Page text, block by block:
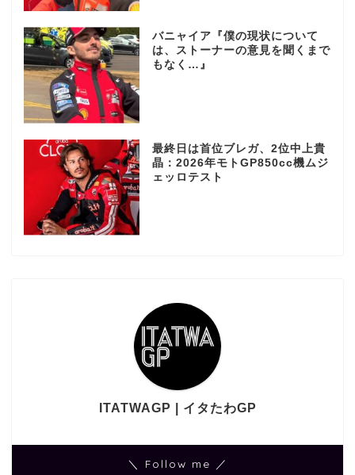
バニャイア『僕の現状について
は、ストーナーの意見を聞くまで
もなく…』
最終日は首位ブレガ、2位中上貴
晶：2026年モトGP850cc機ムジ
ェッロテスト
ITATWAGP | イタたわGP
＼ Follow me ／